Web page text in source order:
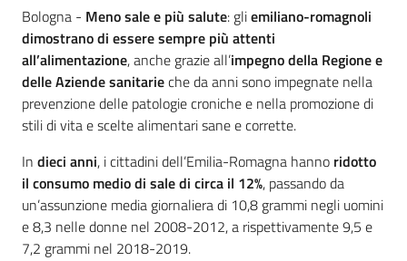
Contenuto
Bologna - Meno sale e più salute: gliemiliano-romagnoli
dimostrano di essere sempre più attenti
all’alimentazione, anche grazie all’impegno della Regione e
delle Aziende sanitarieche da anni sono impegnate nella
prevenzione delle patologie croniche e nella promozione di
stili di vita e scelte alimentari sane e corrette.
In dieci anni, i cittadini dell’Emilia-Romagna hanno ridotto
il consumo medio di sale di circa il 12%, passando da
un’assunzione media giornaliera di 10,8 grammi negli uomini
e 8,3 nelle donne nel 2008-2012, a rispettivamente 9,5 e
7,2 grammi nel 2018-2019.